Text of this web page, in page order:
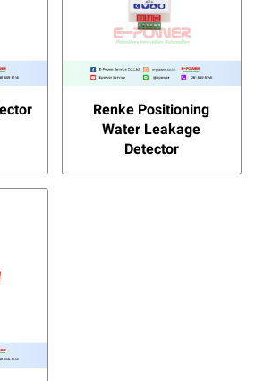
Renke Positioning
Water Leakage
Detector